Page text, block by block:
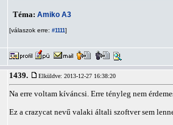
Téma: Amiko A3
[válaszok erre: #1111]
1439. Elküldve: 2013-12-27 16:38:20
Na erre voltam kíváncsi. Erre tényleg nem
Ez a crazycat nevű valaki általi szoftver sem